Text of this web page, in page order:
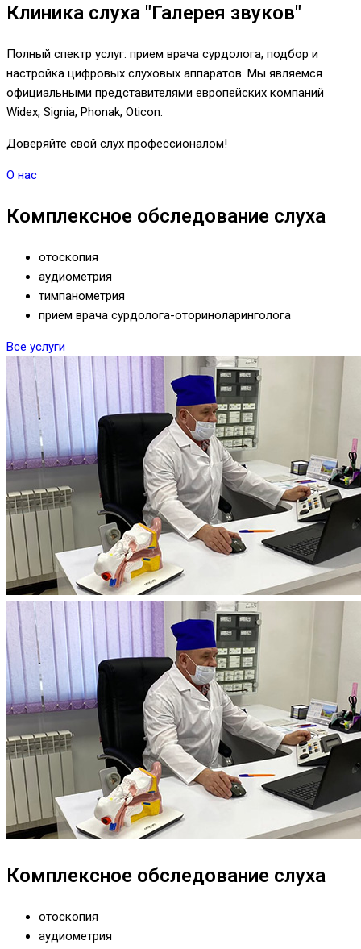
Клиника слуха "Галерея звуков"
Полный спектр услуг: прием врача сурдолога, подбор и
настройка цифровых слуховых аппаратов. Мы являемся
официальными представителями европейских компаний
Widex, Signia, Phonak, Oticon.
Доверяйте свой слух профессионалом!
О нас
Комплексное обследование слуха
отоскопия
аудиометрия
тимпанометрия
прием врача сурдолога-оториноларинголога
Все услуги
Комплексное обследование слуха
отоскопия
аудиометрия